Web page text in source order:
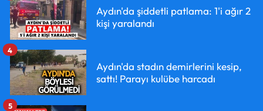
Aydın'da şiddetli patlama: 1'i ağır 2
kişi yaralandı
Aydın'da stadın demirlerini kesip,
sattı! Parayı kulübe harcadı
4
5